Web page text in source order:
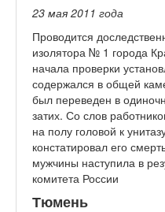
23 мая 2011 года
Проводится
изолятора № 1 города
начала проверки
содержался в общей
был переведен в
затих. Со слов
на полу головой к
констатировал его
мужчины наступила в
комитета России
Тюмень